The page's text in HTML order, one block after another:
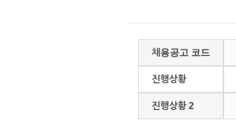
채용공고 코드
진행상황
진행상황 2